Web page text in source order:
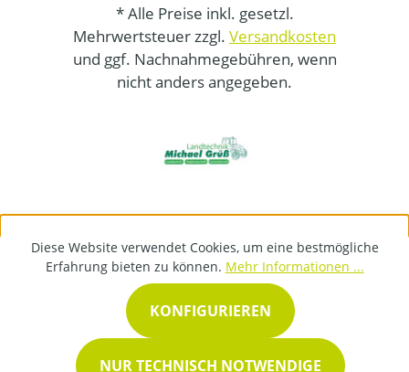
* Alle Preise inkl. gesetzl.
Mehrwertsteuer zzgl. Versandkosten
und ggf. Nachnahmegebühren, wenn
nicht anders angegeben.
Diese Website verwendet Cookies, um eine bestmögliche
Erfahrung bieten zu können. Mehr Informationen ...
NUR TECHNISCH NOTWENDIGE
KONFIGURIEREN